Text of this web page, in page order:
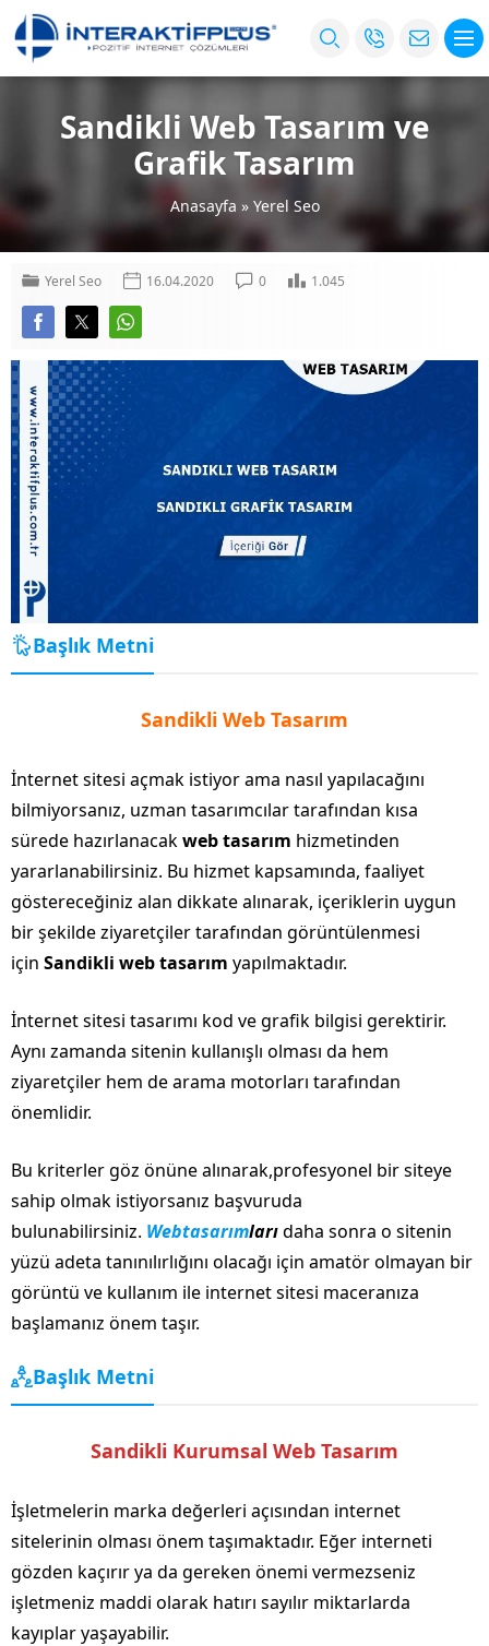
Sandikli Web Tasarım ve
Grafik Tasarım
Anasayfa » Yerel Seo
Yerel Seo 16.04.2020 0 1.045
Başlık Metni
Sandikli Web Tasarım
İnternet sitesi açmak istiyor ama nasıl yapılacağını
bilmiyorsanız, uzman tasarımcılar tarafından kısa
sürede hazırlanacakweb tasarım hizmetinden
yararlanabilirsiniz. Bu hizmet kapsamında, faaliyet
göstereceğiniz alan dikkate alınarak, içeriklerin uygun
bir şekilde ziyaretçiler tarafından görüntülenmesi
için Sandikli web tasarım yapılmaktadır.
İnternet sitesi tasarımı kod ve grafik bilgisi gerektirir.
Aynı zamanda sitenin kullanışlı olması da hem
ziyaretçiler hem de arama motorları tarafından
önemlidir.
Bu kriterler göz önüne alınarak,profesyonel bir siteye
sahip olmak istiyorsanız başvuruda
bulunabilirsiniz. Webtasarımlarıdaha sonra o sitenin
yüzü adeta tanınılırlığını olacağı için amatör olmayan bir
görüntü ve kullanım ile internet sitesi maceranıza
başlamanız önem taşır.
Başlık Metni
Sandikli Kurumsal Web Tasarım
İşletmelerin marka değerleri açısından internet
sitelerinin olması önem taşımaktadır. Eğer interneti
gözden kaçırır ya da gereken önemi vermezseniz
işletmeniz maddi olarak hatırı sayılır miktarlarda
kayıplar yaşayabilir.